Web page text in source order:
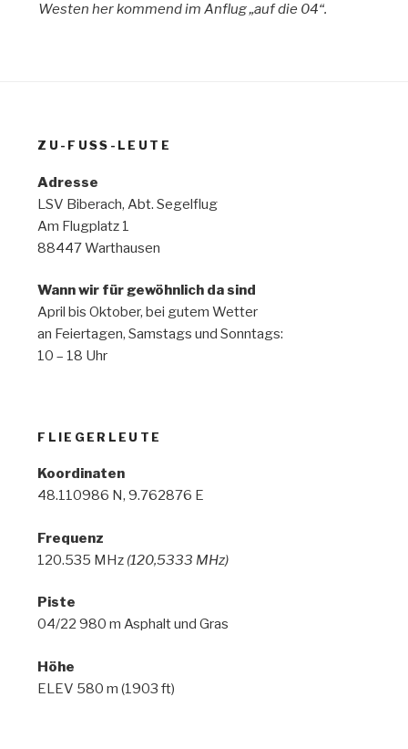
Westen her kommend im Anflug „auf die 04“.
ZU-FUSS-LEUTE
Adresse
LSV Biberach, Abt. Segelflug
Am Flugplatz 1
88447 Warthausen
Wann wir für gewöhnlich da sind
April bis Oktober, bei gutem Wetter
an Feiertagen, Samstags und Sonntags:
10 – 18 Uhr
FLIEGERLEUTE
Koordinaten
48.110986 N, 9.762876 E
Frequenz
120.535 MHz (120,5333 MHz)
Piste
04/22 980 m Asphalt und Gras
Höhe
ELEV 580 m (1903 ft)